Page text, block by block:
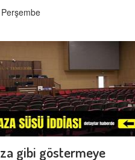
gibi göstermeye